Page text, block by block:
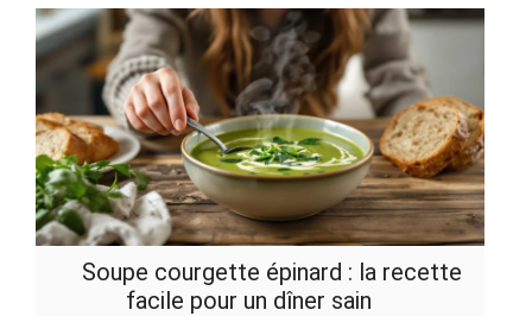
Soupe courgette épinard : la recette
facile pour un dîner sain